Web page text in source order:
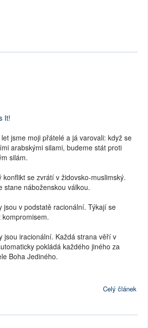
It!
jsme moji přátelé a já varovali: když se
arabskými silami, budeme stát proti
silám.
konflikt se zvrátí v židovsko-muslimský.
stane náboženskou válkou.
jsou v podstatě racionální. Týkají se
jsou iracionální. Každá strana věří v
pokládá každého jiného za
Boha Jediného.
Celý článek